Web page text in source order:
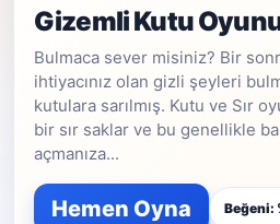
Gizemli Kutu
Bulmaca sever misiniz? Bir
ihtiyacınız olan gizli şeyleri
kutulara sarılmış. Kutu ve Sır
bir sır saklar ve bu genellikle
açmanıza...
Hemen Oyna Beğeni: